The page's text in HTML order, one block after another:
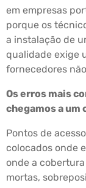
em empresas
porque os
a instalação de
qualidade exige
fornecedores
Os erros mais
chegamos a um
Pontos de
colocados onde
onde a
mortas,